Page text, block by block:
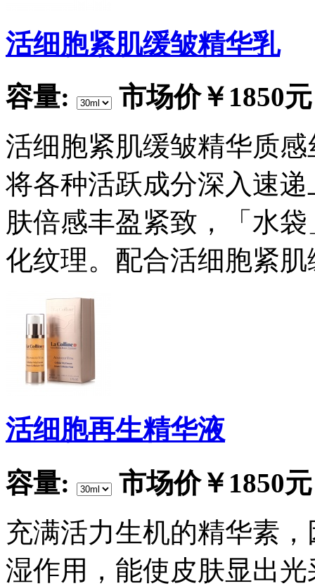
活细胞紧肌缓皱精华乳
容量:
市场价￥1850元
活细胞紧肌缓皱精华质
将各种活跃成分深入速
肤倍感丰盈紧致，「水
化纹理。配合活细胞紧
活细胞再生精华液
容量:
市场价￥1850元
充满活力生机的精华素
湿作用，能使皮肤显出